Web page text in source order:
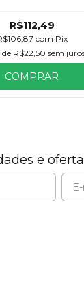
R$112,49
com Pix
de R$22,50 sem
COMPRAR
e